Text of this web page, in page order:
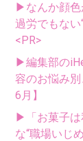
▶なんか顔色
過労でもない
<PR>
▶編集部の
容のお悩み
6月】
▶「お菓子は
な“職場いじ